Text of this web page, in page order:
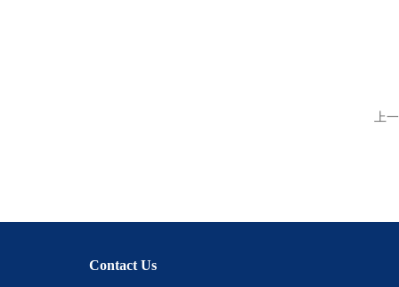
上
Contact Us